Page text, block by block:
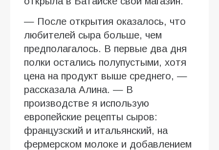
— После открытия оказалось, что
любителей сыра больше, чем
предполагалось. В первые два дня
полки остались полупустыми, хотя
цена на продукт выше среднего, —
рассказала Алина. — В
производстве я использую
европейские рецепты сыров:
французский и итальянский, на
фермерском молоке и добавлением